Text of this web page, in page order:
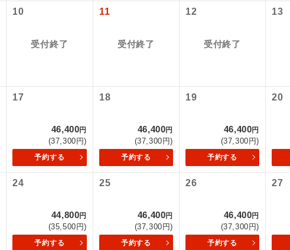
10
受付終了
11
受付終了
12
受付終了
13
17
46,400円
(37,300円)
予約する
18
46,400円
(37,300円)
予約する
19
46,400円
(37,300円)
予約する
20
24
44,800円
(35,500円)
予約する
25
46,400円
(37,300円)
予約する
26
46,400円
(37,300円)
予約する
27
添乗員同行
往路出発空港（駅）から復路到
現地到着空港（駅）から最終日
バスガイド乗務 バスガイドが乗務し、車内での
世界遺産
ユネスコに登録されている文化
スです。
絶景スポットに立ち寄るコース
温泉 温泉地にも宿泊するコースです。
露天風呂 ご宿泊ホテルに露天風呂が付い